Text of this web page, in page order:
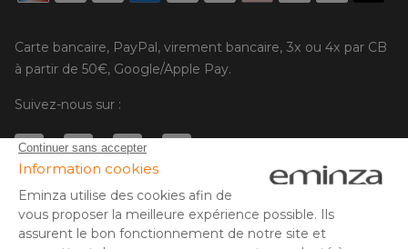
Carte bancaire, PayPal, virement bancaire, 3x ou 4x par CB
à partir de 50€, Google/Apple Pay.
Suivez-nous sur :
© Copyright 2025 Eminza | Tous droits réservés |
ESPAÑA
ITALIE
FRA